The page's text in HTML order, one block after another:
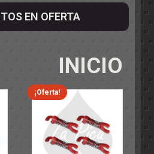
EN OFERTA
INICIO
¡Oferta!